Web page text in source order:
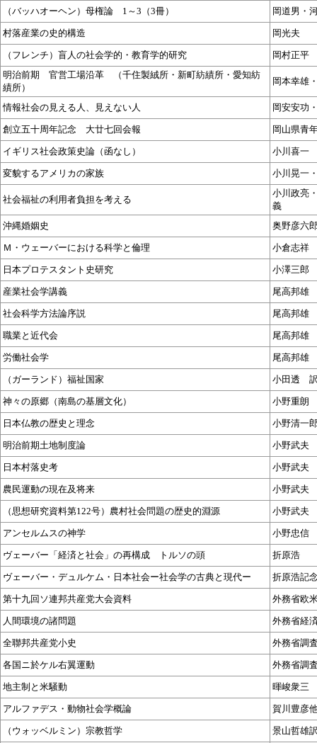
（バッハオーヘン）母権論 1～3（3冊） 岡道男・
村落産業の史的構造 岡光夫
（フレンチ）盲人の社会学的・教育学的研究
岡村正平
明治前期 官営工場沿革 （千住製絨所・新町紡績所・愛知紡
績所）
岡本幸雄
情報社会の見える人、見えない人 岡安安功
創立五十周年記念 大廿七回会報 岡山県青
イギリス社会政策史論（函なし） 小川喜一
変貌するアメリカの家族 小川晃一
社会福祉の利用者負担を考える
小川政亮
義
沖縄婚姻史
奥野彦六
Ｍ・ウェーバーにおける科学と倫理 小倉志祥
日本プロテスタント史研究 小澤三郎
産業社会学講義 尾高邦雄
社会科学方法論序説 尾高邦雄
職業と近代会 尾高邦雄
労働社会学 尾高邦雄
（ガーランド）福祉国家 小田透
神々の原郷（南島の基層文化） 小野重朗
日本仏教の歴史と理念 小野清一
明治前期土地制度論 小野武夫
日本村落史考 小野武夫
農民運動の現在及将来 小野武夫
（思想研究資料第122号）農村社会問題の歴史的淵源 小野武
アンセルムスの神学 小野忠信
ヴェーバー「経済と社会」の再構成 トルソの頭 折原浩
ヴェーバー・デュルケム・日本社会ー社会学の古典と現代ー 折原浩記
第十九回ソ連邦共産党大会資料 外務省欧
人間環境の諸問題 外務省経
全聯邦共産党小史 外務省調
各国ニ於ケル右翼運動 外務省調
地主制と米騒動 暉峻衆三
アルファデス・動物社会学概論 賀川豊彦
（ウォッベルミン）宗教哲学 景山哲雄